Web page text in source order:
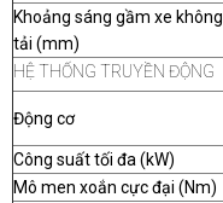
Khoảng sáng gầm xe không
tải (mm)
HỆ THỐNG TRUYỀN ĐỘNG
Động cơ
Công suất tối đa (kW)
Mô men xoắn cực đại (Nm)